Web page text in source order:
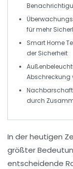
für mehr
Smart Home
der Sicherheit
Abschreckung
durch
In der heutigen
größter
entscheidende